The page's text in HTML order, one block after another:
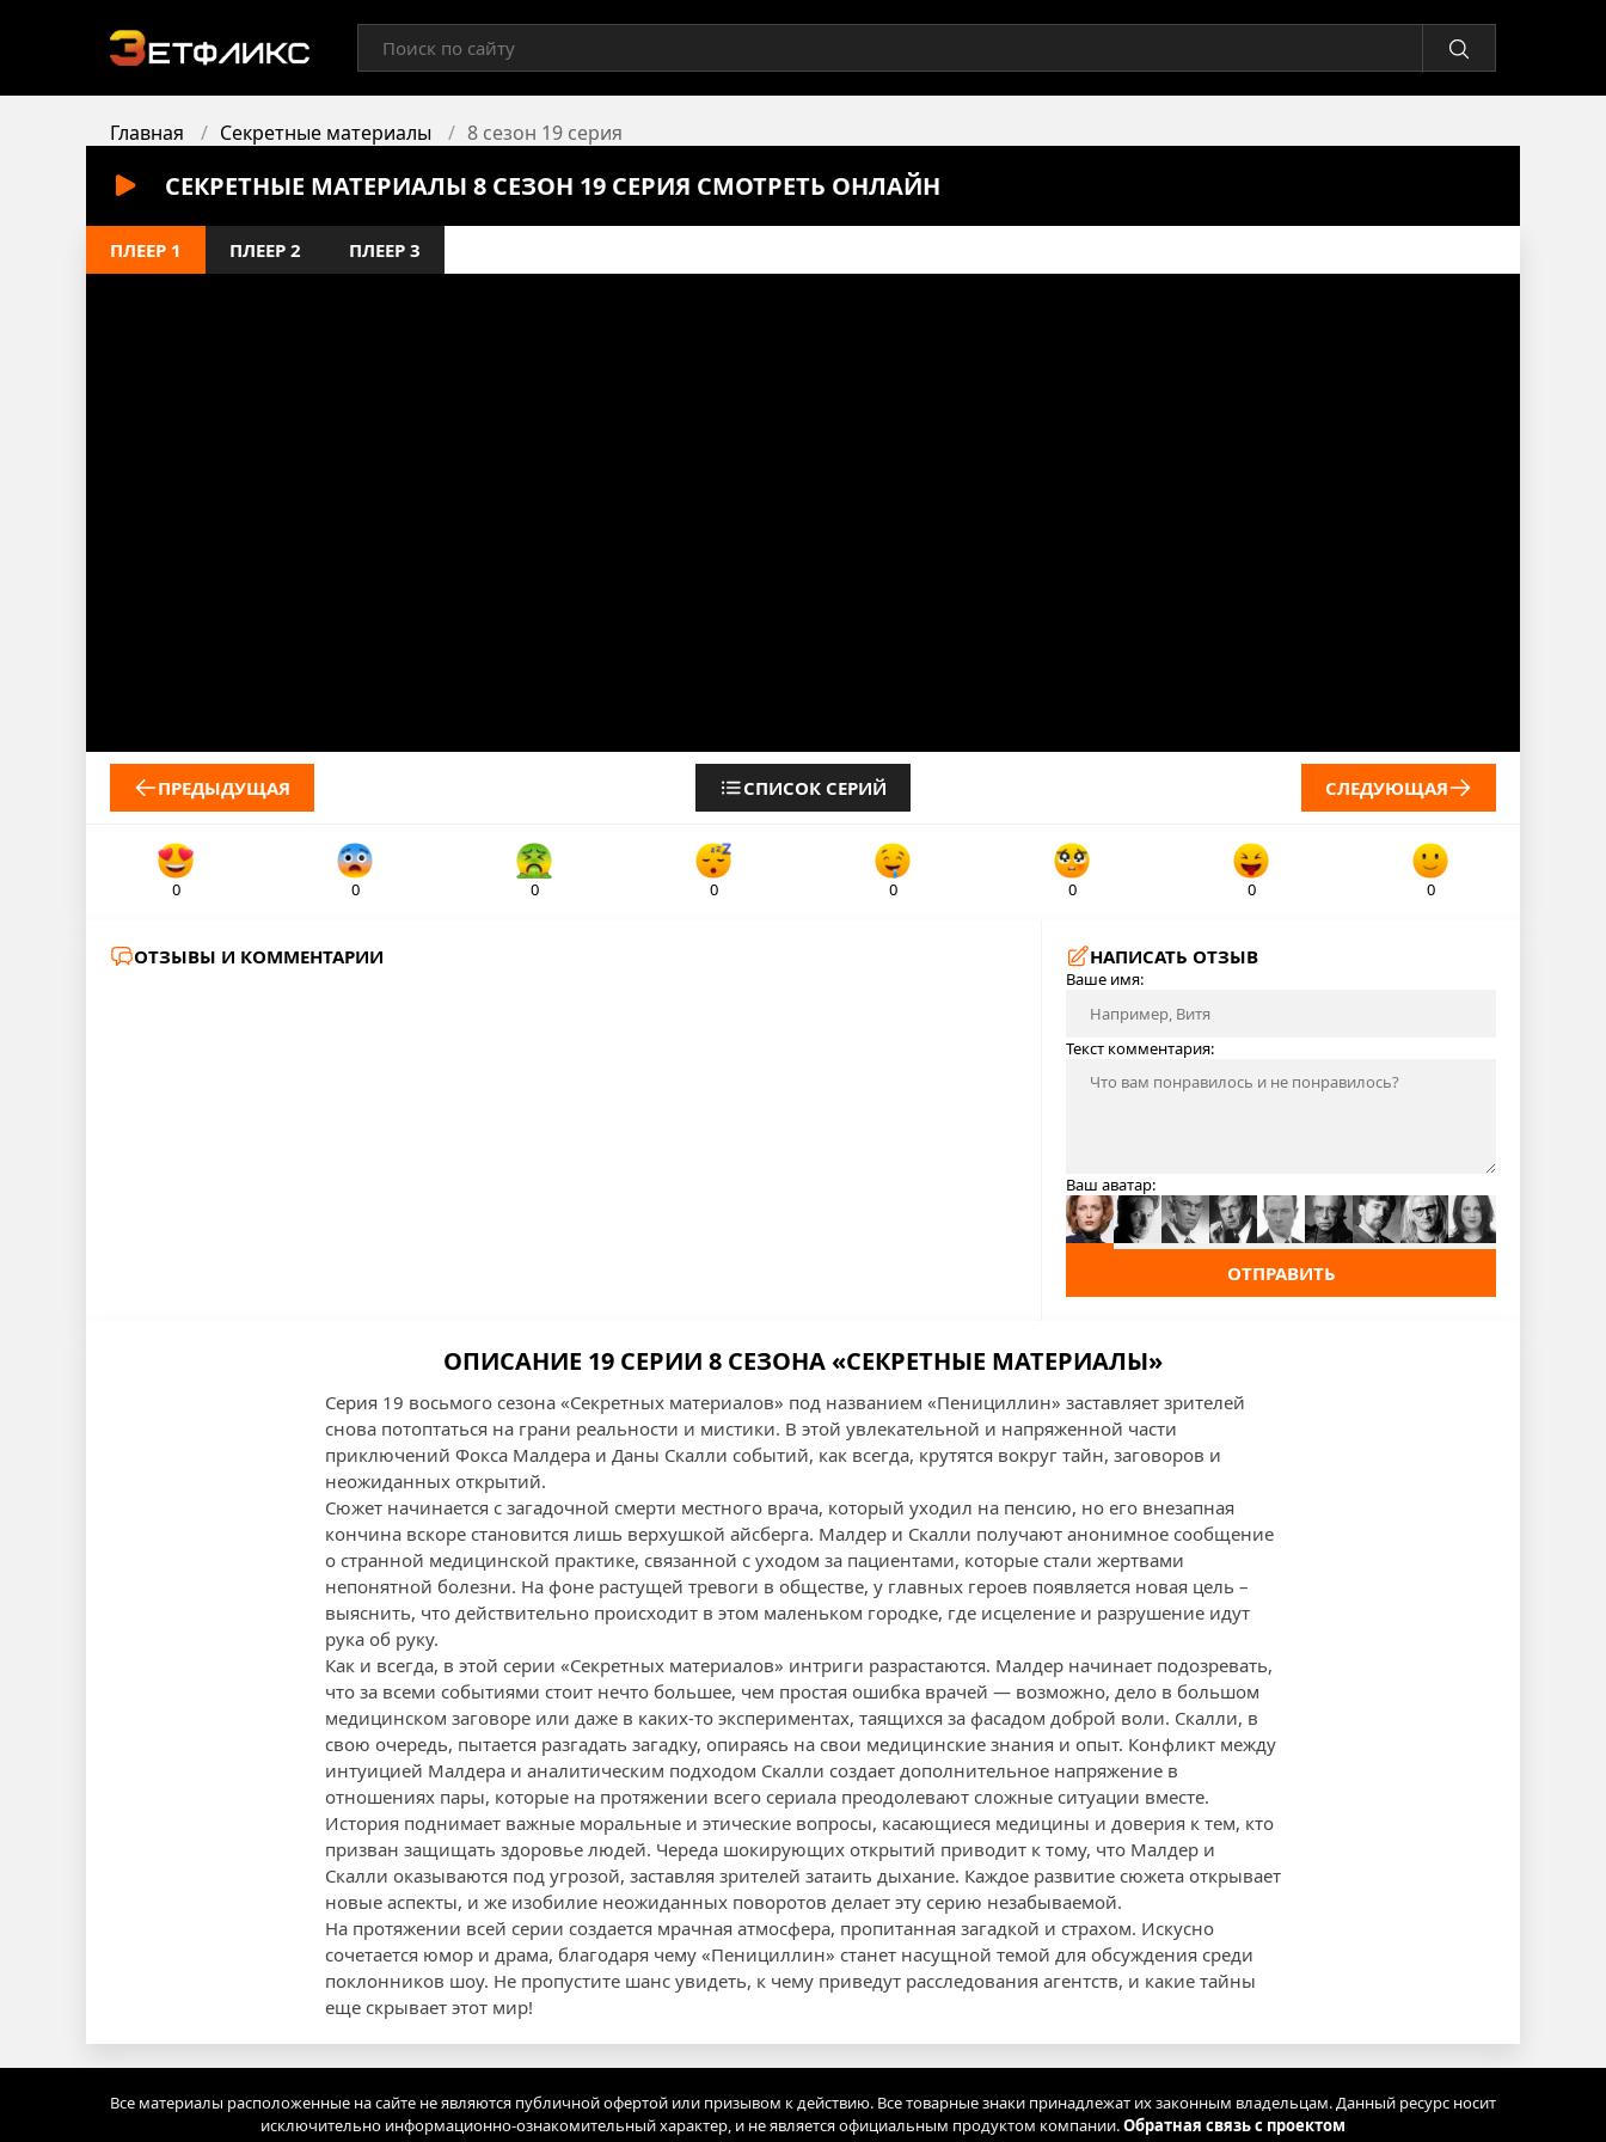
Главная Секретные материалы 8 сезон 19 серия
СЕКРЕТНЫЕ МАТЕРИАЛЫ 8 СЕЗОН 19 СЕРИЯ СМОТРЕТЬ ОНЛАЙН
ПЛЕЕР 1 ПЛЕЕР 2 ПЛЕЕР 3
ПРЕДЫДУЩАЯ СПИСОК СЕРИЙ СЛЕДУЮЩАЯ
0 0 0 0 0 0 0 0
ОТЗЫВЫ И КОММЕНТАРИИ НАПИСАТЬ ОТЗЫВ
Ваше имя:
Текст комментария:
Ваш аватар:
ОТПРАВИТЬ
ОПИСАНИЕ 19 СЕРИИ 8 СЕЗОНА «СЕКРЕТНЫЕ МАТЕРИАЛЫ»
Серия 19 восьмого сезона «Секретных материалов» под названием «Пенициллин» заставляет зрителей
снова потоптаться на грани реальности и мистики. В этой увлекательной и напряженной части
приключений Фокса Малдера и Даны Скалли событий, как всегда, крутятся вокруг тайн, заговоров и
неожиданных открытий.
Сюжет начинается с загадочной смерти местного врача, который уходил на пенсию, но его внезапная
кончина вскоре становится лишь верхушкой айсберга. Малдер и Скалли получают анонимное сообщение
о странной медицинской практике, связанной с уходом за пациентами, которые стали жертвами
непонятной болезни. На фоне растущей тревоги в обществе, у главных героев появляется новая цель –
выяснить, что действительно происходит в этом маленьком городке, где исцеление и разрушение идут
рука об руку.
Как и всегда, в этой серии «Секретных материалов» интриги разрастаются. Малдер начинает подозревать,
что за всеми событиями стоит нечто большее, чем простая ошибка врачей — возможно, дело в большом
медицинском заговоре или даже в каких-то экспериментах, таящихся за фасадом доброй воли. Скалли, в
свою очередь, пытается разгадать загадку, опираясь на свои медицинские знания и опыт. Конфликт между
интуицией Малдера и аналитическим подходом Скалли создает дополнительное напряжение в
отношениях пары, которые на протяжении всего сериала преодолевают сложные ситуации вместе.
История поднимает важные моральные и этические вопросы, касающиеся медицины и доверия к тем, кто
призван защищать здоровье людей. Череда шокирующих открытий приводит к тому, что Малдер и
Скалли оказываются под угрозой, заставляя зрителей затаить дыхание. Каждое развитие сюжета открывает
новые аспекты, и же изобилие неожиданных поворотов делает эту серию незабываемой.
На протяжении всей серии создается мрачная атмосфера, пропитанная загадкой и страхом. Искусно
сочетается юмор и драма, благодаря чему «Пенициллин» станет насущной темой для обсуждения среди
поклонников шоу. Не пропустите шанс увидеть, к чему приведут расследования агентств, и какие тайны
еще скрывает этот мир!
Все материалы расположенные на сайте не являются публичной офертой или призывом к действию. Все товарные знаки принадлежат их законным владельцам. Данный ресурс носит
исключительно информационно-ознакомительный характер, и не является официальным продуктом компании.Обратная связь с проектом